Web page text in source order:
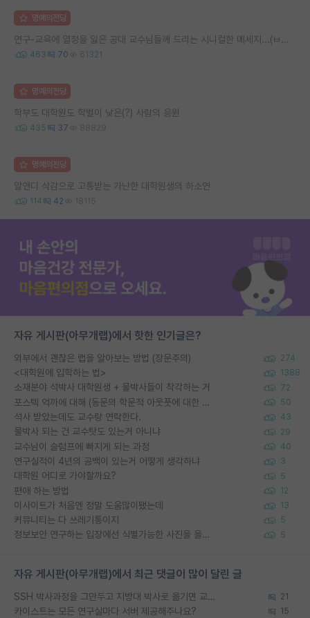
명예의전당
연구-교육에 열정을 잃은 공대 교수님들께 드리는 시니컬한 메세지...(ㅂㄷㅂㄷ)
463 70 61321
명예의전당
학부도 대학원도 학벌이 낮은(?) 사람의 응원
435 37 88829
명예의전당
알앤디 삭감으로 고통받는 가난한 대학원생의 하소연
114 42 18115
자유 게시판(아무개랩)에서 핫한 인기글은?
외부에서 괜찮은 랩을 알아보는 방법 (장문주의) 274
<대학원에 입학하는 법> 1388
소재분야 석박사 대학원생 + 물박사들이 착각하는 거 72
포스텍 억까에 대해 (동문의 학문적 아웃풋에 대한 반박) 50
석사 받았는데도 교수랑 연락한다. 43
물박사 되는 건 교수탓도 있는거 아니냐 29
교수님이 슬럼프에 빠지게 되는 과정 40
연구실적이 4년의 공백이 있는거 어떻게 생각하냐 3
대학원 어디로 가야할까요? 5
편애 하는 방법 12
이사이트가 처음엔 정말 도움많이됐는데 13
커뮤니티는 다 쓰레기통이지 5
정보보안 연구하는 입장에선 식별가능한 사진을 올리는건 비추이긴함 5
자유 게시판(아무개랩)에서 최근 댓글이 많이 달린 글
SSH 박사과정을 그만두고 지방대 박사로 옮기면 교수의 꿈은 끝일까요? 21
카이스트는 모든 연구실마다 서버 제공해주나요? 15